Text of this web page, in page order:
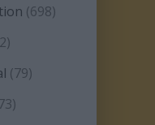
(698)
(79)